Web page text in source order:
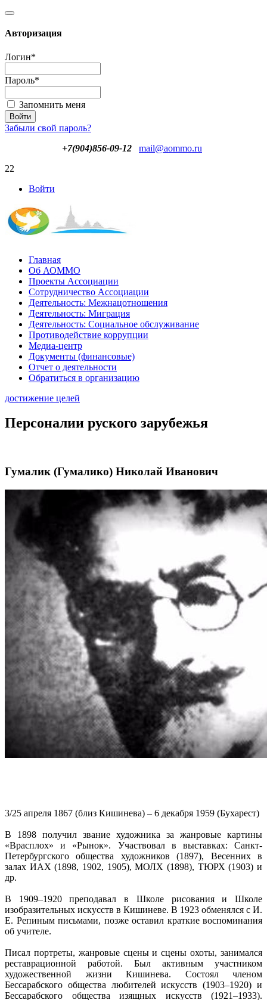
Авторизация
Логин*
Пароль*
Запомнить меня
Забыли свой пароль?
+7(904)856-09-12
mail@aommo.ru
22
Войти
Главная
Об АОММО
Проекты Ассоциации
Сотрудничество Ассоциации
Деятельность: Межнацотношения
Деятельность: Миграция
Деятельность: Социальное обслуживание
Противодействие коррупции
Медиа-центр
Документы (финансовые)
Отчет о деятельности
Обратиться в организацию
достижение целей
Персоналии руского зарубежья
Гумалик (Гумалико) Николай Иванович
3/25 апреля 1867 (близ Кишинева) – 6 декабря 1959 (Бухарест)
В 1898 получил звание художника за жанровые картины
«Врасплох» и «Рынок». Участвовал в выставках: Санкт-
Петербургского общества художников (1897), Весенних в
залах ИАХ (1898, 1902, 1905), МОЛХ (1898), ТЮРХ (1903) и
др.
В 1909–1920 преподавал в Школе рисования и Школе
изобразительных искусств в Кишиневе. В 1923 обменялся с И.
Е. Репиным письмами, позже оставил краткие воспоминания
об учителе.
Писал портреты, жанровые сцены и сцены охоты, занимался
реставрационной работой. Был активным участником
художественной жизни Кишинева. Состоял членом
Бессарабского общества любителей искусств (1903–1920) и
Бессарабского общества изящных искусств (1921–1933).